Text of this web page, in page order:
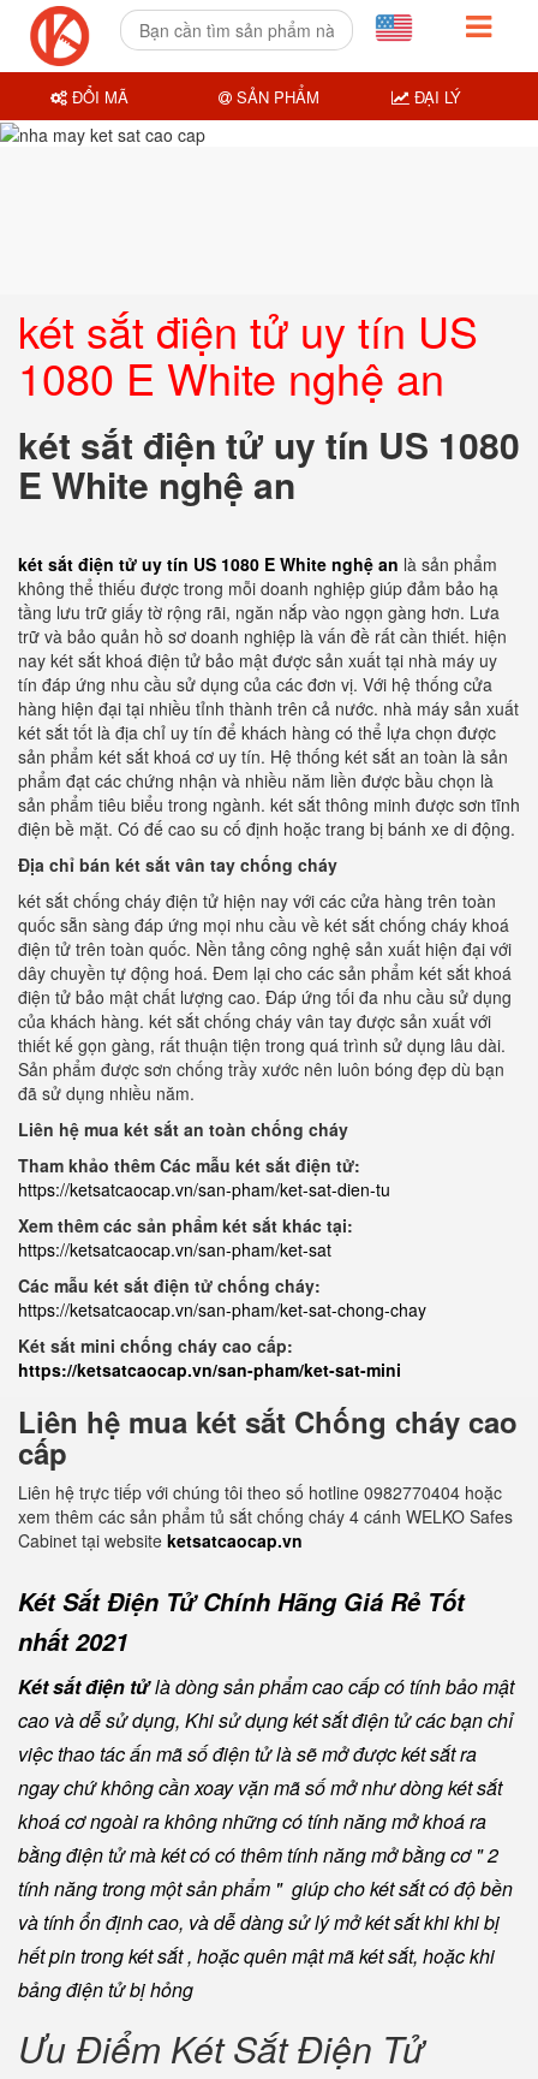
két sắt điện tử uy tín US
1080 E White nghệ an
két sắt điện tử uy tín US 1080
E White nghệ an
két sắt điện tử uy tín US 1080 E White nghệ an là sản phẩm
không thể thiếu được trong mỗi doanh nghiệp giúp đảm bảo hạ
tầng lưu trữ giấy tờ rộng rãi, ngăn nắp vào ngọn gàng hơn. Lưa
trữ và bảo quản hồ sơ doanh nghiệp là vấn đề rất cần thiết. hiện
nay két sắt khoá điện tử bảo mật được sản xuất tại nhà máy uy
tín đáp ứng nhu cầu sử dụng của các đơn vị. Với hệ thống cửa
hàng hiện đại tại nhiều tỉnh thành trên cả nước. nhà máy sản xuất
két sắt tốt là địa chỉ uy tín để khách hàng có thể lựa chọn được
sản phẩm két sắt khoá cơ uy tín. Hệ thống két sắt an toàn là sản
phẩm đạt các chứng nhận và nhiều năm liền được bầu chọn là
sản phẩm tiêu biểu trong ngành. két sắt thông minh được sơn tĩnh
điện bề mặt. Có đế cao su cố định hoặc trang bị bánh xe di động.
Địa chỉ bán két sắt vân tay chống cháy
két sắt chống cháy điện tử hiện nay với các cửa hàng trên toàn
quốc sẵn sàng đáp ứng mọi nhu cầu về két sắt chống cháy khoá
điện tử trên toàn quốc. Nền tảng công nghệ sản xuất hiện đại với
dây chuyền tự động hoá. Đem lại cho các sản phẩm két sắt khoá
điện tử bảo mật chất lượng cao. Đáp ứng tối đa nhu cầu sử dụng
của khách hàng. két sắt chống cháy vân tay được sản xuất với
thiết kế gọn gàng, rất thuận tiện trong quá trình sử dụng lâu dài.
Sản phẩm được sơn chống trầy xước nên luôn bóng đẹp dù bạn
đã sử dụng nhiều năm.
Liên hệ mua két sắt an toàn chống cháy
Tham khảo thêm Các mẫu két sắt điện tử:
https://ketsatcaocap.vn/san-pham/ket-sat-dien-tu
Xem thêm các sản phẩm két sắt khác tại:
https://ketsatcaocap.vn/san-pham/ket-sat
Các mẫu két sắt điện tử chống cháy:
https://ketsatcaocap.vn/san-pham/ket-sat-chong-chay
Két sắt mini chống cháy cao cấp:
https://ketsatcaocap.vn/san-pham/ket-sat-mini
Liên hệ mua két sắt Chống cháy cao
cấp
Liên hệ trực tiếp với chúng tôi theo số hotline 0982770404 hoặc
xem thêm các sản phẩm tủ sắt chống cháy 4 cánh WELKO Safes
Cabinet tại website ketsatcaocap.vn
Két Sắt Điện Tử Chính Hãng Giá Rẻ Tốt
nhất 2021
Két sắt điện tửlà dòng sản phẩm cao cấp có tính bảo mật
cao và dễ sử dụng, Khi sử dụng két sắt điện tử các bạn chỉ
việc thao tác ấn mã số điện tử là sẽ mở được két sắt ra
ngay chứ không cần xoay vặn mã số mở như dòng két sắt
khoá cơ ngoài ra không những có tính năng mở khoá ra
bằng điện tử mà két có có thêm tính năng mở bằng cơ " 2
tính năng trong một sản phẩm " giúp cho két sắt có độ bền
và tính ổn định cao, và dễ dàng sử lý mở két sắt khi khi bị
hết pin trong két sắt , hoặc quên mật mã két sắt, hoặc khi
bảng điện tử bị hỏng
Ưu Điểm Két Sắt Điện Tử
ĐỔI MÃ SẢN PHẨM ĐẠI LÝ